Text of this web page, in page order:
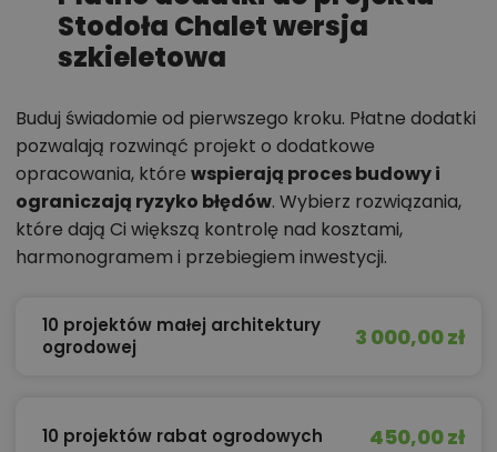
Stodoła Chalet wersja
szkieletowa
Buduj świadomie od pierwszego kroku. Płatne dodatki
pozwalają rozwinąć projekt o dodatkowe
opracowania, które wspierają proces budowy i
ograniczają ryzyko błędów. Wybierz rozwiązania,
które dają Ci większą kontrolę nad kosztami,
harmonogramem i przebiegiem inwestycji.
10 projektów małej architektury
ogrodowej
3 000,00 zł
10 projektów rabat ogrodowych 450,00 zł